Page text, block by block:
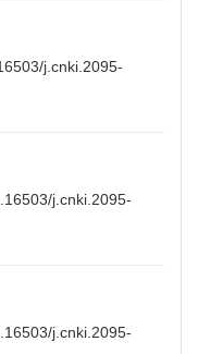
j.cnki.2095-
j.cnki.2095-
j.cnki.2095-